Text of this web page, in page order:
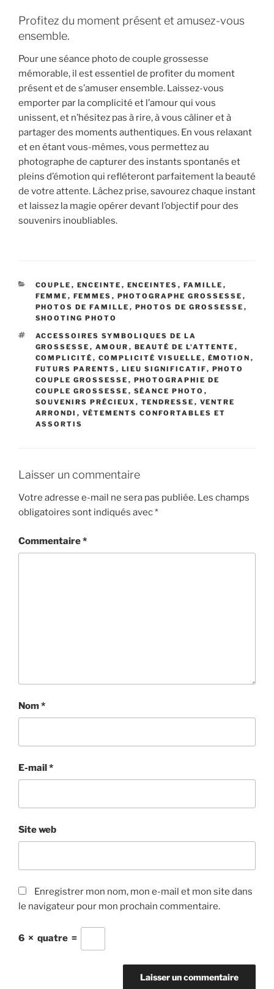
Profitez du moment présent et amusez-vous
ensemble.
Pour une séance photo de couple grossesse
mémorable, il est essentiel de profiter du moment
présent et de s’amuser ensemble. Laissez-vous
emporter par la complicité et l’amour qui vous
unissent, et n’hésitez pas à rire, à vous câliner et à
partager des moments authentiques. En vous relaxant
et en étant vous-mêmes, vous permettez au
photographe de capturer des instants spontanés et
pleins d’émotion qui refléteront parfaitement la beauté
de votre attente. Lâchez prise, savourez chaque instant
et laissez la magie opérer devant l’objectif pour des
souvenirs inoubliables.
CATÉGORIES
COUPLE , ENCEINTE , ENCEINTES , FAMILLE ,
FEMME , FEMMES , PHOTOGRAPHE GROSSESSE ,
PHOTOS DE FAMILLE , PHOTOS DE GROSSESSE ,
SHOOTING PHOTO
ÉTIQUETTES
ACCESSOIRES SYMBOLIQUES DE LA
GROSSESSE , AMOUR , BEAUTÉ DE L'ATTENTE ,
COMPLICITÉ , COMPLICITÉ VISUELLE , ÉMOTION ,
FUTURS PARENTS , LIEU SIGNIFICATIF, PHOTO
COUPLE GROSSESSE , PHOTOGRAPHIE DE
COUPLE GROSSESSE , SÉANCE PHOTO ,
SOUVENIRS PRÉCIEUX , TENDRESSE , VENTRE
ARRONDI , VÊTEMENTS CONFORTABLES ET
ASSORTIS
Laisser un commentaire
Votre adresse e-mail ne sera pas publiée. Les champs
obligatoires sont indiqués avec*
Commentaire*
Nom*
E-mail*
Site web
Enregistrer mon nom, mon e-mail et mon site dans
le navigateur pour mon prochain commentaire.
6 × quatre =